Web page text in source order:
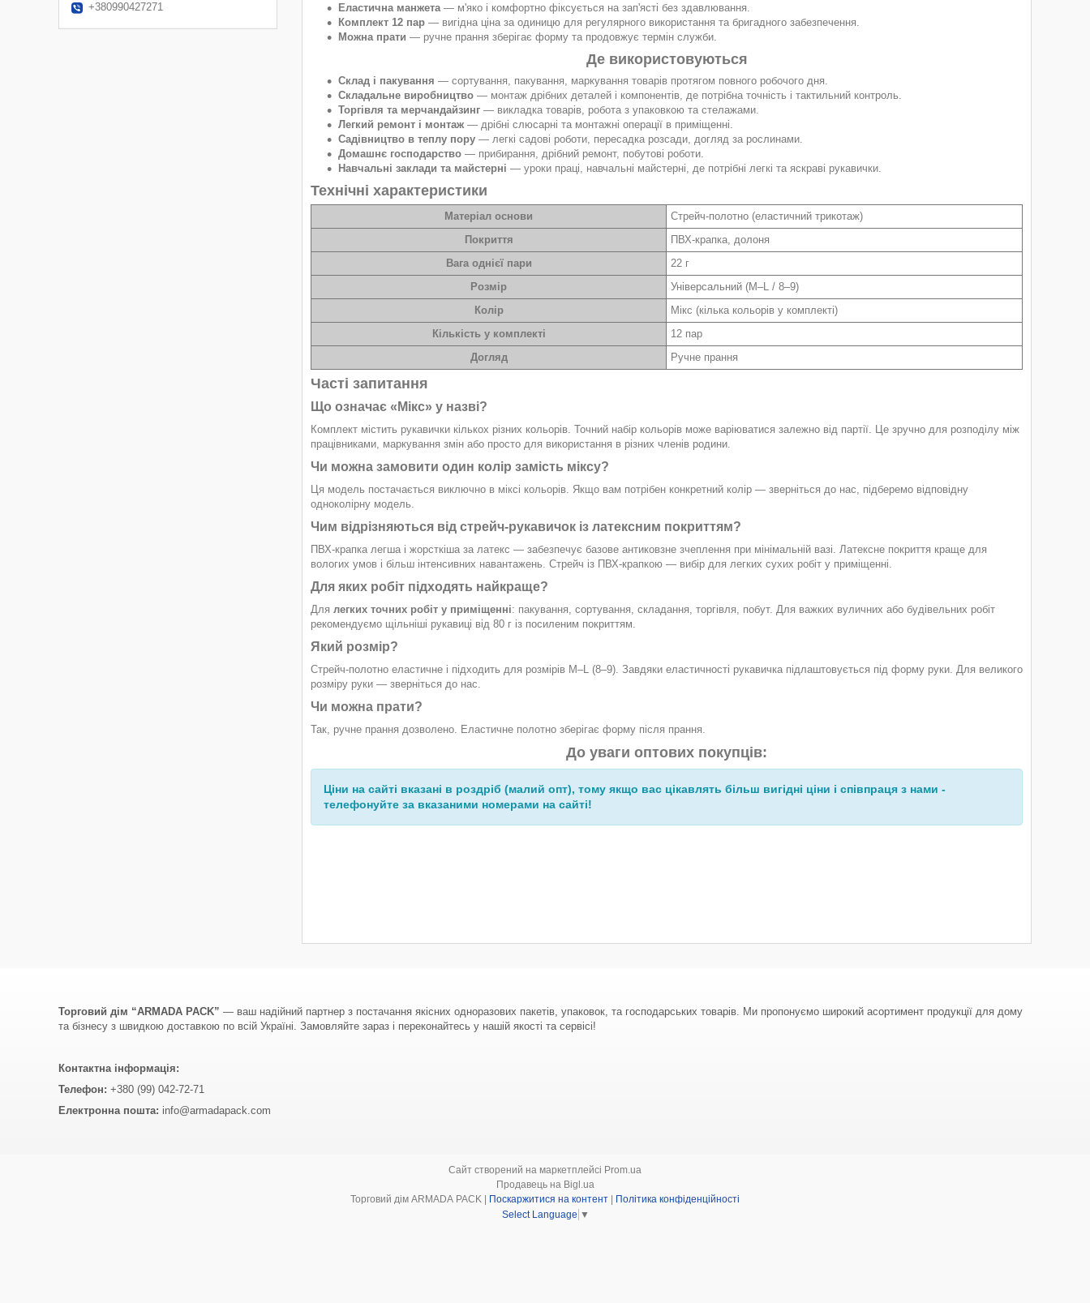
Еластична манжета — м'яко і комфортно фіксується на зап'ясті без здавлювання.
Комплект 12 пар — вигідна ціна за одиницю для регулярного використання та бригадного забезпечення.
Можна прати — ручне прання зберігає форму та продовжує термін служби.
Де використовуються
Склад і пакування — сортування, пакування, маркування товарів протягом повного робочого дня.
Складальне виробництво — монтаж дрібних деталей і компонентів, де потрібна точність і тактильний контроль.
Торгівля та мерчандайзинг — викладка товарів, робота з упаковкою та стелажами.
Легкий ремонт і монтаж — дрібні слюсарні та монтажні операції в приміщенні.
Садівництво в теплу пору — легкі садові роботи, пересадка розсади, догляд за рослинами.
Домашнє господарство — прибирання, дрібний ремонт, побутові роботи.
Навчальні заклади та майстерні — уроки праці, навчальні майстерні, де потрібні легкі та яскраві рукавички.
Технічні характеристики
Матеріал основи
Стрейч-полотно (еластичний трикотаж)
Покриття
ПВХ-крапка, долоня
Вага однієї пари
22 г
Розмір
Універсальний (M–L / 8–9)
Колір
Мікс (кілька кольорів у комплекті)
Кількість у комплекті
12 пар
Догляд
Ручне прання
Часті запитання
Що означає «Мікс» у назві?
Комплект містить рукавички кількох різних кольорів. Точний набір кольорів може варіюватися залежно від партії. Це зручно для розподілу між
працівниками, маркування змін або просто для використання в різних членів родини.
Чи можна замовити один колір замість міксу?
Ця модель постачається виключно в міксі кольорів. Якщо вам потрібен конкретний колір — зверніться до нас, підберемо відповідну
одноколірну модель.
Чим відрізняються від стрейч-рукавичок із латексним покриттям?
ПВХ-крапка легша і жорсткіша за латекс — забезпечує базове антиковзне зчеплення при мінімальній вазі. Латексне покриття краще для
вологих умов і більш інтенсивних навантажень. Стрейч із ПВХ-крапкою — вибір для легких сухих робіт у приміщенні.
Для яких робіт підходять найкраще?
Для легких точних робіт у приміщенні: пакування, сортування, складання, торгівля, побут. Для важких вуличних або будівельних робіт
рекомендуємо щільніші рукавиці від 80 г із посиленим покриттям.
Який розмір?
Стрейч-полотно еластичне і підходить для розмірів M–L (8–9). Завдяки еластичності рукавичка підлаштовується під форму руки. Для великого
розміру руки — зверніться до нас.
Чи можна прати?
Так, ручне прання дозволено. Еластичне полотно зберігає форму після прання.
До уваги оптових покупців:
Ціни на сайті вказані в роздріб (малий опт), тому якщо вас цікавлять більш вигідні ціни і співпраця з нами -
телефонуйте за вказаними номерами на сайті!
+380990427271
Торговий дім “ARMADA PACK” — ваш надійний партнер з постачання якісних одноразових пакетів, упаковок, та господарських товарів. Ми пропонуємо широкий асортимент продукції для дому
та бізнесу з швидкою доставкою по всій Україні. Замовляйте зараз і переконайтесь у нашій якості та сервісі!
Контактна інформація:
Телефон: +380 (99) 042-72-71
Електронна пошта: info@armadapack.com
Сайт створений на маркетплейсі Prom.ua
Продавець на Bigl.ua
Поскаржитися на контент
Політика конфіденційності
Select Language ▼